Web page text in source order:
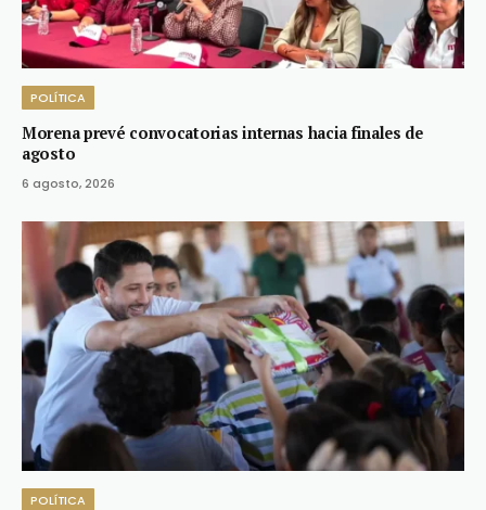
POLÍTICA
Morena prevé convocatorias internas hacia finales de
agosto
6 agosto, 2026
POLÍTICA